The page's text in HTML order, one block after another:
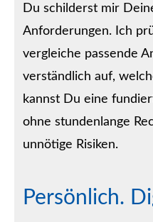
Du schilderst mir
Anforderungen. Ich
vergleiche passende
verständlich auf,
kannst Du eine
ohne stundenlange
unnötige Risiken.
Persönlich.